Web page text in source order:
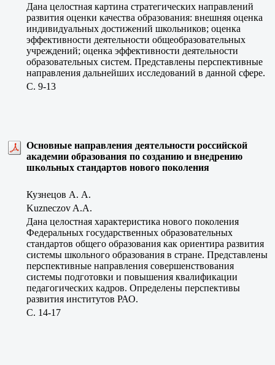
Дана целостная картина стратегических направлений
развития оценки качества образования: внешняя оценка
индивидуальных достижений школьников; оценка
эффективности деятельности общеобразовательных
учреждений; оценка эффективности деятельности
образовательных систем. Представлены перспективные
направления дальнейших исследований в данной сфере.
C. 9-13
Основные направления деятельности российской
академии образования по созданию и внедрению
школьных стандартов нового поколения
Кузнецов А. А.
Kuzneczov A.A.
Дана целостная характеристика нового поколения
Федеральных государственных образовательных
стандартов общего образования как ориентира развития
системы школьного образования в стране. Представлены
перспективные направления совершенствования
системы подготовки и повышения квалификации
педагогических кадров. Определены перспективы
развития институтов РАО.
C. 14-17